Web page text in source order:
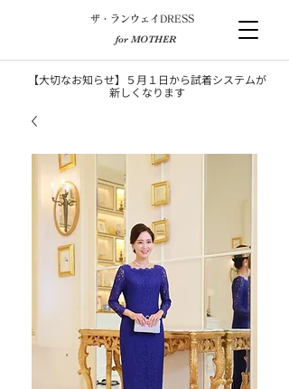
​ザ・ランウェイDRESS
for MOTHER
【大切なお知らせ】５月１日から試着システムが
新しくなります